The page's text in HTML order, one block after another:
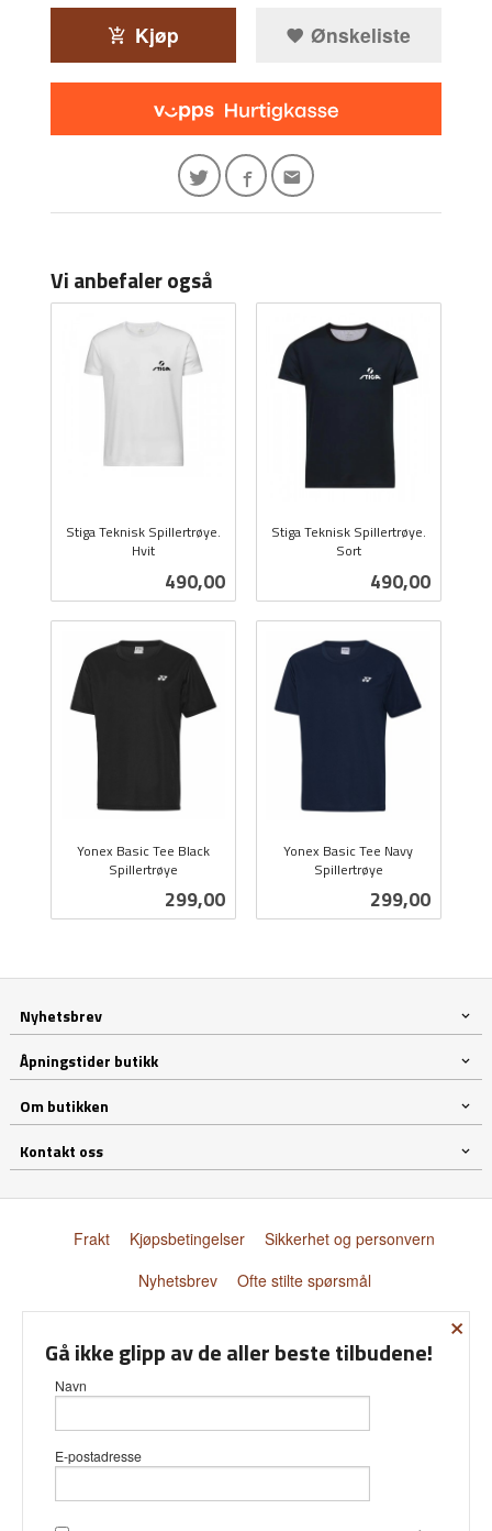
Kjøp Ønskeliste
Vi anbefaler også
Stiga Teknisk Spillertrøye.
Hvit
Pris
490,00
Stiga Teknisk Spillertrøye.
Sort
Pris
490,00
Yonex Basic Tee Black
Spillertrøye
Pris
299,00
Yonex Basic Tee Navy
Spillertrøye
Pris
299,00
Nyhetsbrev
Åpningstider butikk
Om butikken
Kontakt oss
Frakt Kjøpsbetingelser
Sikkerhet og personvern
Nyhetsbrev
Ofte stilte spørsmål
Vår nettbutikk bruker cookies slik at
×
Gå ikke glipp av de aller beste tilbudene!
Navn
E-postadresse